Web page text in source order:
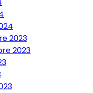
2023
2023